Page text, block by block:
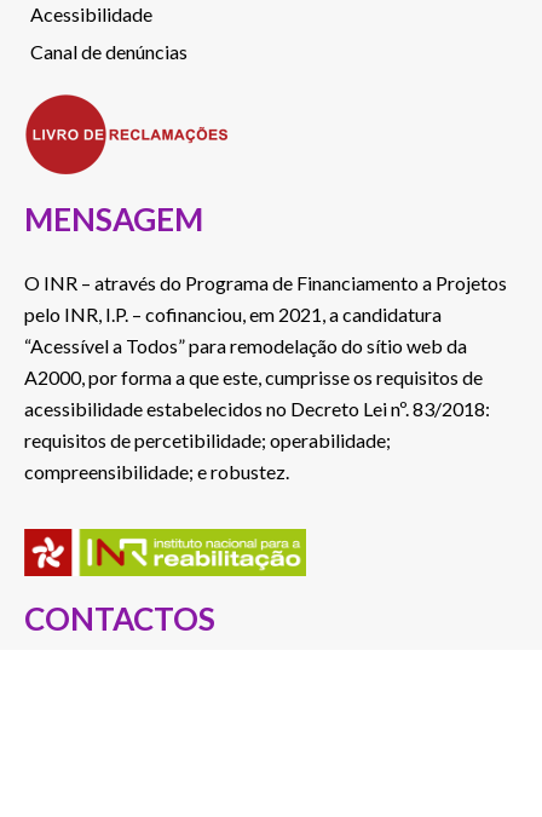
Acessibilidade
Canal de denúncias
MENSAGEM
O INR – através do Programa de Financiamento a Projetos
pelo INR, I.P. – cofinanciou, em 2021, a candidatura
“Acessível a Todos” para remodelação do sítio web da
A2000, por forma a que este, cumprisse os requisitos de
acessibilidade estabelecidos no Decreto Lei nº. 83/2018:
requisitos de percetibilidade; operabilidade;
compreensibilidade; e robustez.
CONTACTOS